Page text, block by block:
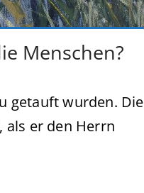
Menschen?
getauft wurden. Die
als er den Herrn